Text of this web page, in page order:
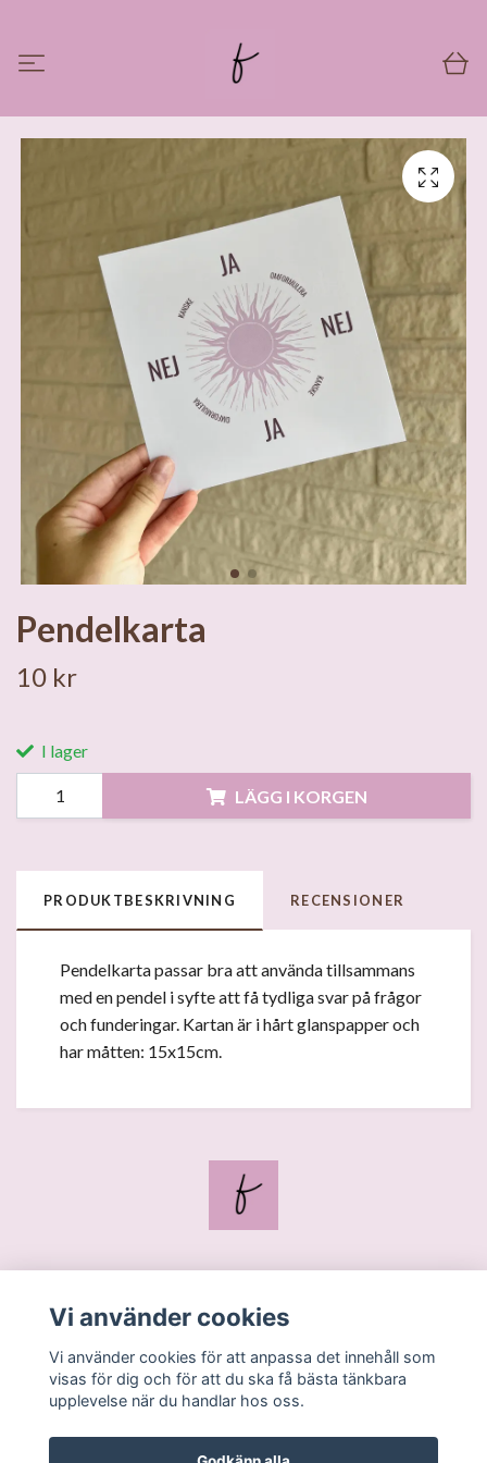
Pendelkarta
10 kr
I lager
LÄGG I KORGEN
PRODUKTBESKRIVNING RECENSIONER
Pendelkarta passar bra att använda tillsammans
med en pendel i syfte att få tydliga svar på frågor
och funderingar. Kartan är i hårt glanspapper och
har måtten: 15x15cm.
Kontakt
Köpvillkor
Vi använder cookies
Vi använder cookies för att anpassa det innehåll som
visas för dig och för att du ska få bästa tänkbara
upplevelse när du handlar hos oss.